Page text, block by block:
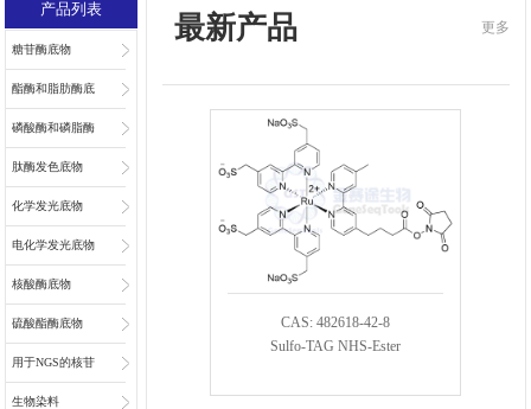
产品列表
糖苷酶底物
酯酶和脂肪酶底
物
磷酸酶和磷脂酶
底物
肽酶发色底物
化学发光底物
电化学发光底物
核酸酶底物
硫酸酯酶底物
用于NGS的核苷
和核苷酸
生物染料
最新产品 更多
CAS: 482618-42-8
Sulfo-TAG NHS-Ester